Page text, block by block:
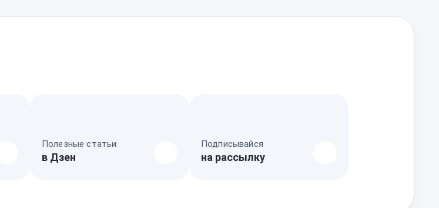
Полезные статьи
в Дзен
Подписывайся
на рассылку